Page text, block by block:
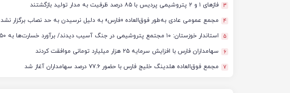
3 فازهای ۱ و ۲ پتروشیمی پردیس با ۸۵ درصد ظرفیت به مدار تولید بازگشتند
4 مجمع عمومی عادی به‌طور فوق‌العاده «فارس» به دلیل نرسیدن به حد نصاب برگزار نشد
5 استاندار خوزستان: ۱۰ مجتمع پتروشیمی در جنگ آسیب دیدند/ برآورد خسارت‌ها به ۵۰ همت و ۴ میلیارد دلار رسید
6 سهامداران فارس با افزایش سرمایه ۲۵ هزار میلیارد تومانی موافقت کردند
7 مجمع فوق‌العاده هلدینگ خلیج فارس با حضور ۷۷.۶ درصد سهامداران آغاز شد